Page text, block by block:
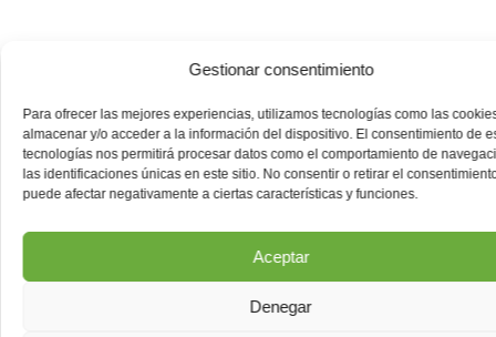
Gestionar consentimiento
Para ofrecer las mejores experiencias, utilizamos tecnologías como las
almacenar y/o acceder a la información del dispositivo. El consentimiento de
tecnologías nos permitirá procesar datos como el comportamiento de
las identificaciones únicas en este sitio. No consentir o retirar el
puede afectar negativamente a ciertas características y funciones.
Aceptar
Denegar